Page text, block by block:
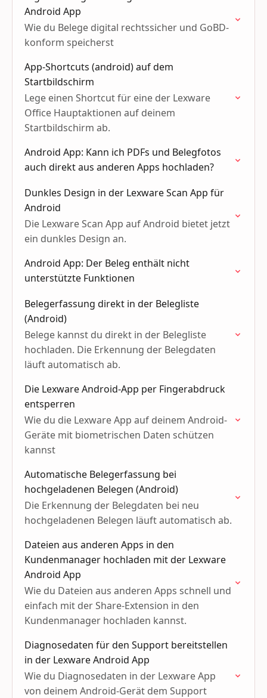
Android App
Wie du Belege digital rechtssicher und GoBD-
konform speicherst
App-Shortcuts (android) auf dem
Startbildschirm
Lege einen Shortcut für eine der Lexware
Office Hauptaktionen auf deinem
Startbildschirm ab.
Android App: Kann ich PDFs und Belegfotos
auch direkt aus anderen Apps hochladen?
Dunkles Design in der Lexware Scan App für
Android
Die Lexware Scan App auf Android bietet jetzt
ein dunkles Design an.
Android App: Der Beleg enthält nicht
unterstützte Funktionen
Belegerfassung direkt in der Belegliste
(Android)
Belege kannst du direkt in der Belegliste
hochladen. Die Erkennung der Belegdaten
läuft automatisch ab.
Die Lexware Android-App per Fingerabdruck
entsperren
Wie du die Lexware App auf deinem Android-
Geräte mit biometrischen Daten schützen
kannst
Automatische Belegerfassung bei
hochgeladenen Belegen (Android)
Die Erkennung der Belegdaten bei neu
hochgeladenen Belegen läuft automatisch ab.
Dateien aus anderen Apps in den
Kundenmanager hochladen mit der Lexware
Android App
Wie du Dateien aus anderen Apps schnell und
einfach mit der Share-Extension in den
Kundenmanager hochladen kannst.
Diagnosedaten für den Support bereitstellen
in der Lexware Android App
Wie du Diagnosedaten in der Lexware App
von deinem Android-Gerät dem Support